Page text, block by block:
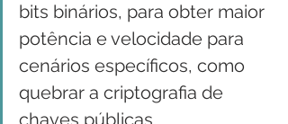
bits binários, para obter maior
potência e velocidade para
cenários específicos, como
quebrar a criptografia de